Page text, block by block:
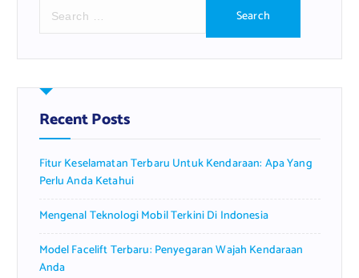
r
h
f
o
:
Recent Posts
Fitur Keselamatan Terbaru Untuk Kendaraan: Apa Yang
Perlu Anda Ketahui
Mengenal Teknologi Mobil Terkini Di Indonesia
Model Facelift Terbaru: Penyegaran Wajah Kendaraan
Anda